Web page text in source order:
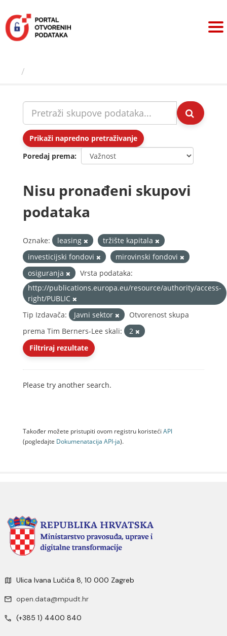
sadržaj
Prikaži napredno pretraživanje
Poredaj prema
Nisu pronađeni skupovi
podataka
Oznake: leasing
tržište kapitala
investicijski fondovi
mirovinski fondovi
osiguranja
Vrsta podataka:
http://publications.europa.eu/resource/authority/access-
right/PUBLIC
Tip Izdavača:
Javni sektor
Otvorenost skupa
prema Tim Berners-Lee skali:
2
Filtriraj rezultate
Please try another search.
Također možete pristupiti ovom registru koristeći API
(pogledajte Dokumenаtаcijа API-jа).